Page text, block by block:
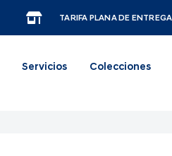
TARIFA PLANA DE
Servicios Colecciones